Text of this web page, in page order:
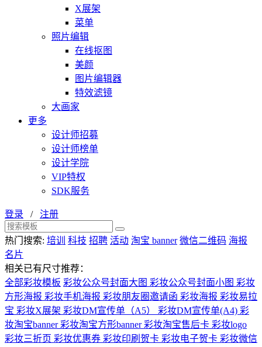
X展架
菜单
照片编辑
在线抠图
美颜
图片编辑器
特效滤镜
大画家
更多
设计师招募
设计师榜单
设计学院
VIP特权
SDK服务
登录 / 注册
热门搜索: 培训 科技 招聘 活动 淘宝 banner 微信二维码 海报
名片
相关已有尺寸推荐：
全部彩妆模板 彩妆公众号封面大图 彩妆公众号封面小图 彩妆
方形海报 彩妆手机海报 彩妆朋友圈邀请函 彩妆海报 彩妆易拉
宝 彩妆X展架 彩妆DM宣传单（A5） 彩妆DM宣传单(A4) 彩
妆淘宝banner 彩妆淘宝方形banner 彩妆淘宝售后卡 彩妆logo
彩妆三折页 彩妆优惠券 彩妆印刷贺卡 彩妆电子贺卡 彩妆微信